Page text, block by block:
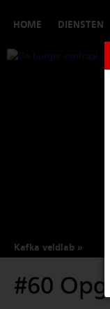
HOME DIENSTEN
Kafka veldlab
#60